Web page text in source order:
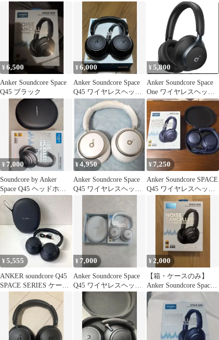
ワイヤレス
¥6,500
Anker Soundcore Space
Q45 ブラック
¥6,000
Anker Soundcore Space
Q45 ワイヤレスヘッド
ホン 本体
¥ 5,800
Anker Soundcore Space
One ワイヤレスヘッド
ホン 本体
¥ 7,000
Soundcore by Anker
Space Q45 ヘッドホン
本体
¥4,950
Anker Soundcore Space
Q45 ワイヤレスヘッド
¥7,250
Anker Soundcore SPACE
Q45 ワイヤレスヘッド
¥5,555
ANKER soundcore Q45
SPACE SERIES ケース
¥ 7,000
Anker Soundcore Space
Q45 ワイヤレスヘッド
ホン 本体
¥ 2,000
【箱・ケースのみ】
Anker Soundcore Space
Q45